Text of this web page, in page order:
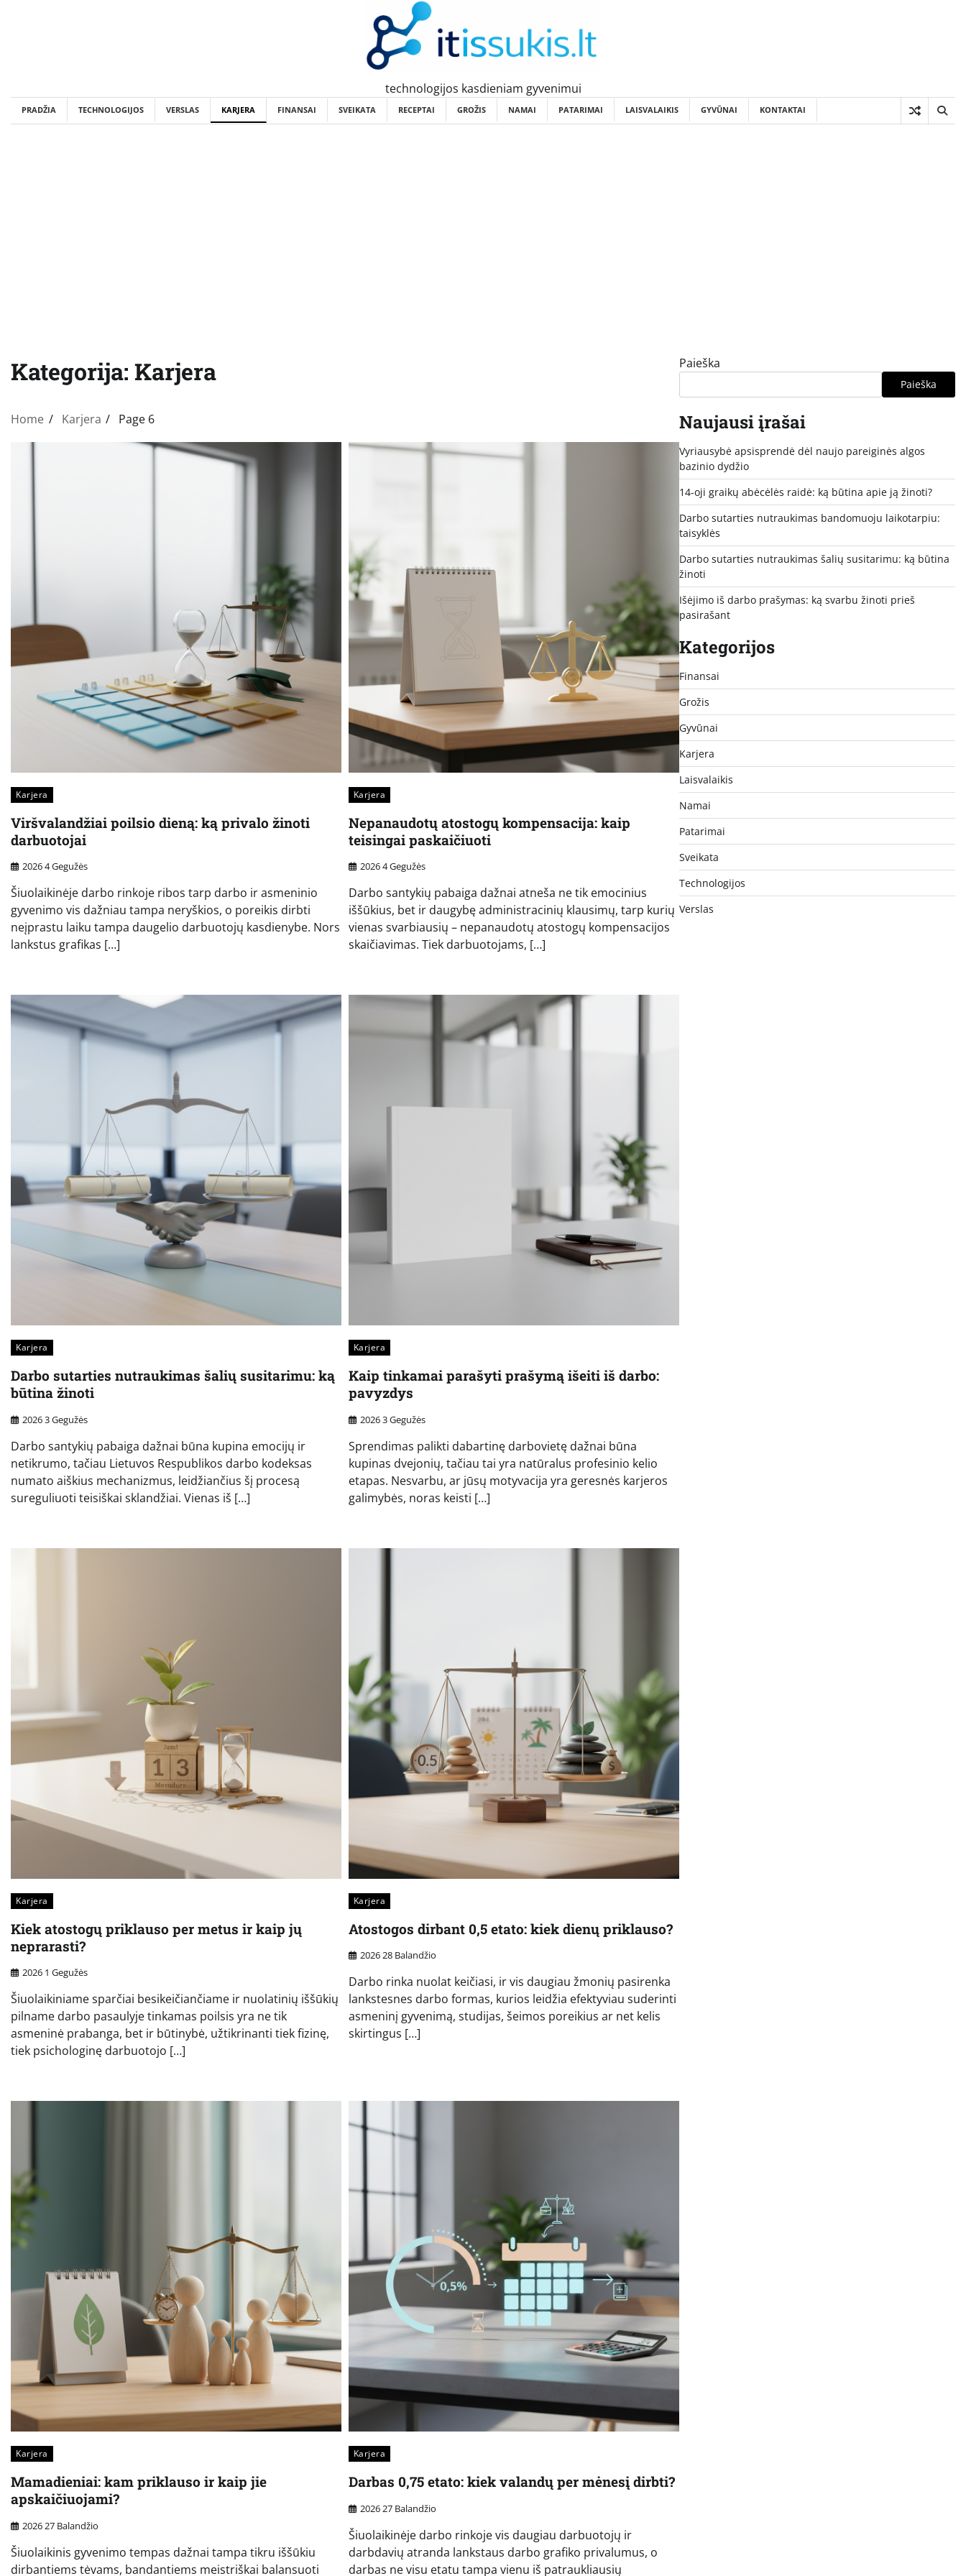
technologijos kasdieniam gyvenimui
PRADŽIA TECHNOLOGIJOS VERSLAS KARJERA FINANSAI SVEIKATA RECEPTAI GROŽIS NAMAI PATARIMAI LAISVALAIKIS GYVŪNAI KONTAKTAI
Kategorija: Karjera
Home Karjera Page 6
Karjera
Viršvalandžiai poilsio dieną: ką privalo žinoti
darbuotojai
2026 4 Gegužės
Šiuolaikinėje darbo rinkoje ribos tarp darbo ir asmeninio
gyvenimo vis dažniau tampa neryškios, o poreikis dirbti
neįprastu laiku tampa daugelio darbuotojų kasdienybe. Nors
lankstus grafikas […]
Karjera
Nepanaudotų atostogų kompensacija: kaip
teisingai paskaičiuoti
2026 4 Gegužės
Darbo santykių pabaiga dažnai atneša ne tik emocinius
iššūkius, bet ir daugybę administracinių klausimų, tarp kurių
vienas svarbiausių – nepanaudotų atostogų kompensacijos
skaičiavimas. Tiek darbuotojams, […]
Karjera
Darbo sutarties nutraukimas šalių susitarimu: ką
būtina žinoti
2026 3 Gegužės
Darbo santykių pabaiga dažnai būna kupina emocijų ir
netikrumo, tačiau Lietuvos Respublikos darbo kodeksas
numato aiškius mechanizmus, leidžiančius šį procesą
sureguliuoti teisiškai sklandžiai. Vienas iš […]
Karjera
Kaip tinkamai parašyti prašymą išeiti iš darbo:
pavyzdys
2026 3 Gegužės
Sprendimas palikti dabartinę darbovietę dažnai būna
kupinas dvejonių, tačiau tai yra natūralus profesinio kelio
etapas. Nesvarbu, ar jūsų motyvacija yra geresnės karjeros
galimybės, noras keisti […]
Karjera
Kiek atostogų priklauso per metus ir kaip jų
neprarasti?
2026 1 Gegužės
Šiuolaikiniame sparčiai besikeičiančiame ir nuolatinių iššūkių
pilname darbo pasaulyje tinkamas poilsis yra ne tik
asmeninė prabanga, bet ir būtinybė, užtikrinanti tiek fizinę,
tiek psichologinę darbuotojo […]
Karjera
Atostogos dirbant 0,5 etato: kiek dienų priklauso?
2026 28 Balandžio
Darbo rinka nuolat keičiasi, ir vis daugiau žmonių pasirenka
lankstesnes darbo formas, kurios leidžia efektyviau suderinti
asmeninį gyvenimą, studijas, šeimos poreikius ar net kelis
skirtingus […]
Karjera
Mamadieniai: kam priklauso ir kaip jie
apskaičiuojami?
2026 27 Balandžio
Šiuolaikinis gyvenimo tempas dažnai tampa tikru iššūkiu
dirbantiems tėvams, bandantiems meistriškai balansuoti
Karjera
Darbas 0,75 etato: kiek valandų per mėnesį dirbti?
2026 27 Balandžio
Šiuolaikinėje darbo rinkoje vis daugiau darbuotojų ir
darbdavių atranda lankstaus darbo grafiko privalumus, o
darbas ne visu etatu tampa vienu iš patraukliausių
Paieška
Paieška
Naujausi įrašai
Vyriausybė apsisprendė dėl naujo pareiginės algos
bazinio dydžio
14-oji graikų abėcėlės raidė: ką būtina apie ją žinoti?
Darbo sutarties nutraukimas bandomuoju laikotarpiu:
taisyklės
Darbo sutarties nutraukimas šalių susitarimu: ką būtina
žinoti
Išėjimo iš darbo prašymas: ką svarbu žinoti prieš
pasirašant
Kategorijos
Finansai
Grožis
Gyvūnai
Karjera
Laisvalaikis
Namai
Patarimai
Sveikata
Technologijos
Verslas